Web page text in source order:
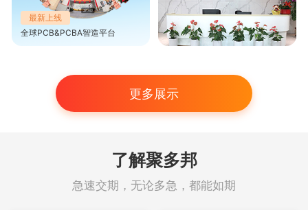
最新上线
全球PCB&PCBA智造平台
更多展示
了解聚多邦
急速交期，无论多急，都能如期